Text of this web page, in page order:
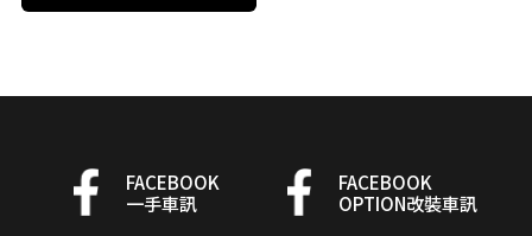
FACEBOOK
一手車訊
FACEBOOK
OPTION改裝車訊